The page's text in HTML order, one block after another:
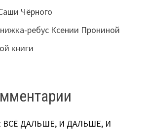
Чёрного
ребус Ксении Прониной
книги
ВСЁ ДАЛЬШЕ, И ДАЛЬШЕ, И